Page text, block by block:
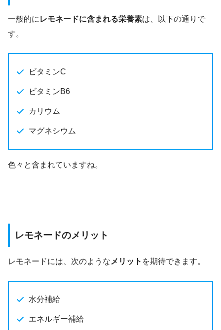
一般的にレモネードに含まれる栄養素は、以下の通りで
す。
ビタミンC
ビタミンB6
カリウム
マグネシウム
色々と含まれていますね。
レモネードのメリット
レモネードには、次のような メリット を期待できます。
水分補給
エネルギー補給